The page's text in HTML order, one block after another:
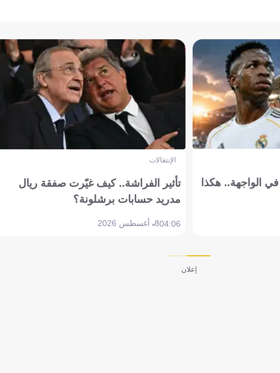
الواجهة.. هكذا
الإنتقالات
تأثير الفراشة.. كيف غيّرت صفقة ريال
مدريد حسابات برشلونة؟
04:068 أغسطس 2026
إعلان